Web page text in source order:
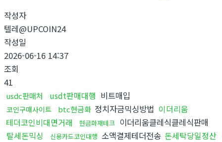
작성자
텔레@UPCOIN24
작성일
2026-06-16 14:37
조회
41
usdc판매처 usdt판매대행 비트매입
코인구매사이트 btc현금화 정치자금믹싱방법 이더리움
테더코인비대면거래
현금화재테크 이더리움클레식클레식판매
탈세돈믹싱
신용카드코인대행 소액결제테더전송 돈세탁당일정산